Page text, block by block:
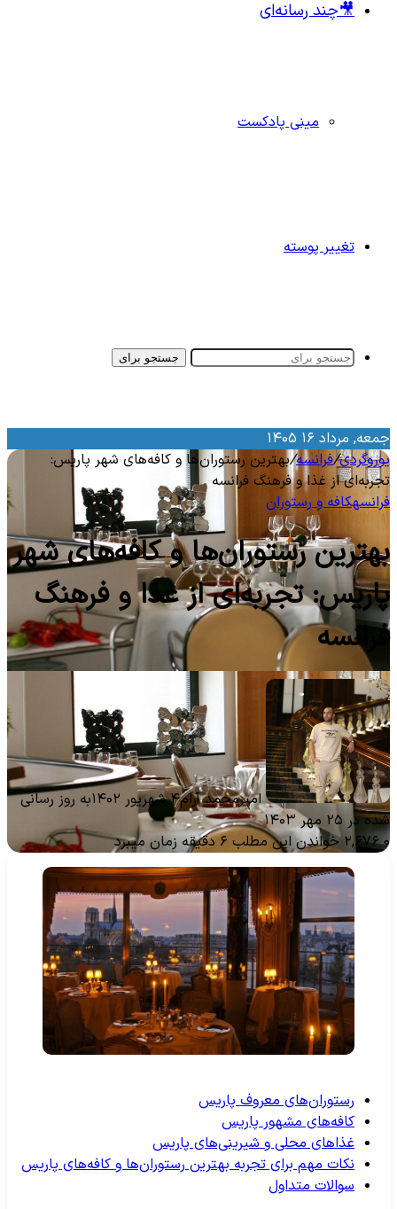
🎥چند رسانه‌ای
مینی پادکست
تغییر پوسته
جستجو برای
مرداد ۱۶ ۱۴۰۵
/فرانسه/بهترین رستوران‌ها و کافه‌های شهر پاریس:
از غذا و فرهنگ فرانسه
کافه و رستوران
رستوران‌ها و کافه‌های شهر
تجربه‌ای از غذا و فرهنگ
امیرمحمد آرام۴ شهریور ۱۴۰۲
به روز رسانی
در ۲۵ مهر ۱۴۰۳
خواندن این مطلب ۶ دقیقه زمان میبرد
رستوران‌های معروف پاریس
کافه‌های مشهور پاریس
غذاهای محلی و شیرینی‌های پاریس
نکات مهم برای تجربه بهترین رستوران‌ها و کافه‌های پاریس
سوالات متداول